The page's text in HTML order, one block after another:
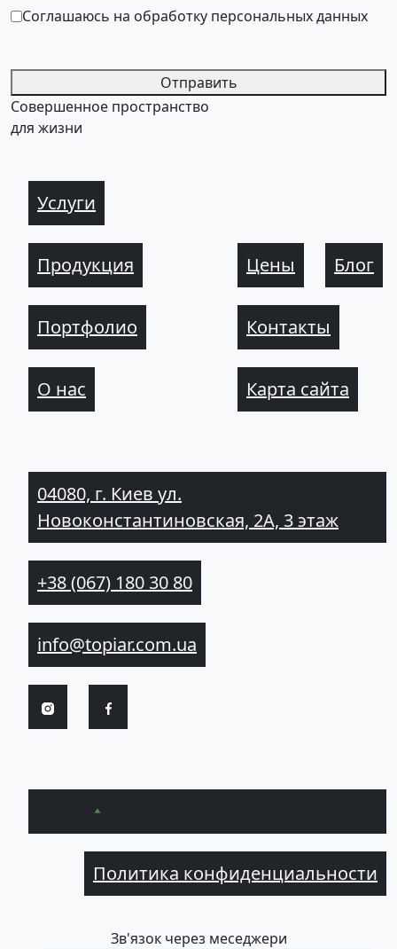
Соглашаюсь на обработку персональных данных
Отправить
Совершенное пространство
для жизни
Услуги
Продукция
Портфолио
О нас
Цены Блог
Контакты
Карта сайта
04080, г. Киев ул.
Новоконстантиновская, 2А, 3 этаж
+38 (067) 180 30 80
info@topiar.com.ua
Политика конфиденциальности
Зв'язок через меседжери